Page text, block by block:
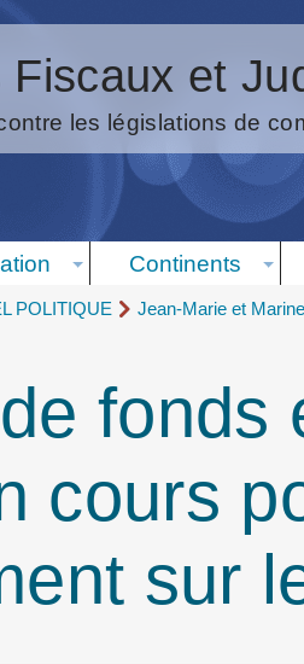
Fiscaux et
les législations de
Continents
POLITIQUE Jean-Marie et
fonds
cours
sur